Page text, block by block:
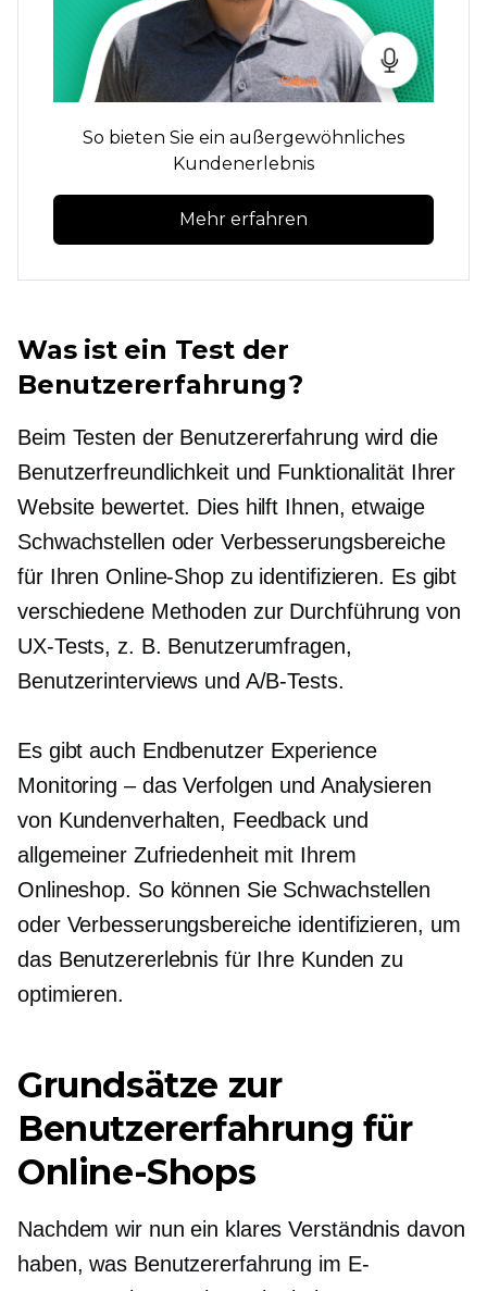
So bieten Sie ein außergewöhnliches
Kundenerlebnis
Mehr erfahren
Was ist ein Test der
Benutzererfahrung?
Beim Testen der Benutzererfahrung wird die
Benutzerfreundlichkeit und Funktionalität Ihrer
Website bewertet. Dies hilft Ihnen, etwaige
Schwachstellen oder Verbesserungsbereiche
für Ihren Online-Shop zu identifizieren. Es gibt
verschiedene Methoden zur Durchführung von
UX-Tests, z. B. Benutzerumfragen,
Benutzerinterviews und A/B-Tests.
Es gibt auch EndbenutzerExperience
Monitoring – das Verfolgen und Analysieren
von Kundenverhalten, Feedback und
allgemeiner Zufriedenheit mit Ihrem
Onlineshop. So können Sie Schwachstellen
oder Verbesserungsbereiche identifizieren, um
das Benutzererlebnis für Ihre Kunden zu
optimieren.
Grundsätze zur
Benutzererfahrung für
Online-Shops
Nachdem wir nun ein klares Verständnis davon
haben, was Benutzererfahrung im E-